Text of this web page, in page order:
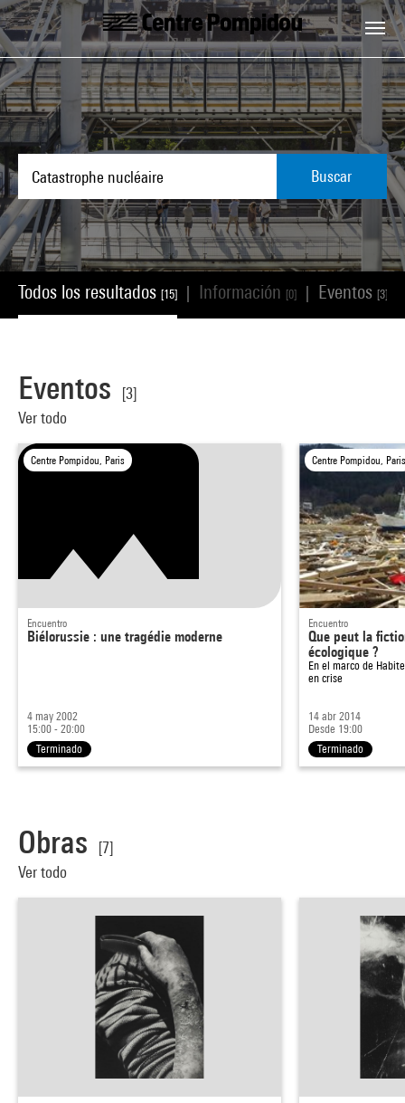
Skip to main content
Centre Pompidou
Buscar
Todos los resultados [15] Información [0] Eventos [3]
Eventos
[3]
Ver todo
Centre Pompidou, Paris
Encuentro
Biélorussie : une tragédie moderne
4 may 2002
15:00 - 20:00
Terminado
Centre Pompidou,
Encuentro
Que peut la
écologique ?
En el marco de
en crise
14 abr 2014
Desde 19:00
Terminado
Obras
[7]
Ver todo